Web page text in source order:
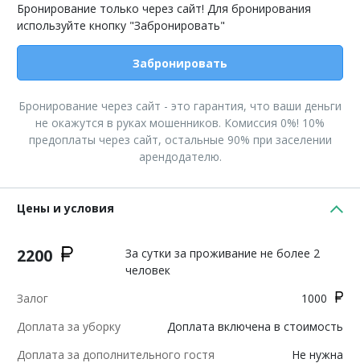
Бронирование только через сайт! Для бронирования
используйте кнопку "Забронировать"
Забронировать
Бронирование через сайт - это гарантия, что ваши деньги
не окажутся в руках мошенников. Комиссия 0%! 10%
предоплаты через сайт, остальные 90% при заселении
арендодателю.
Цены и условия
2200
За сутки за проживание не более 2
человек
Залог
1000
Доплата за уборку
Доплата включена в стоимость
Доплата за дополнительного гостя
Не нужна